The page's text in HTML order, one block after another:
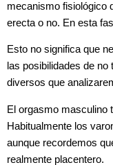
mecanismo fisiológico
erecta o no. En esta
Esto no significa que
las posibilidades de
diversos que
El orgasmo masculino
Habitualmente los
aunque recordemos
realmente placentero.